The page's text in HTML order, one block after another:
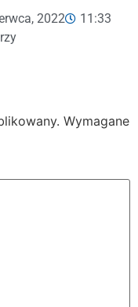
2022
11:33
Wymagane